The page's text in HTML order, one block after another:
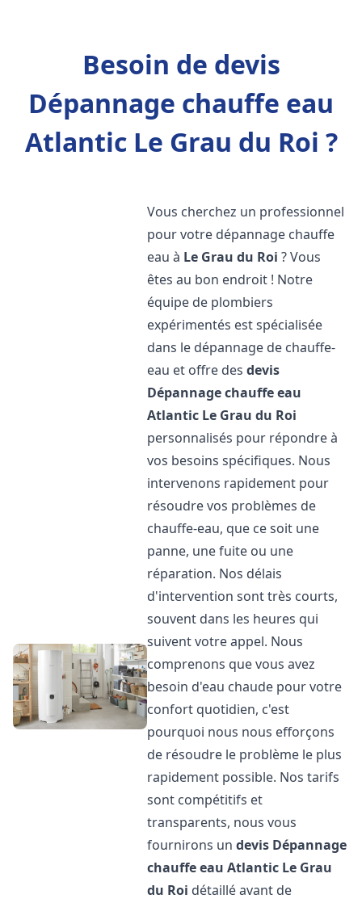
Besoin de devis
Dépannage chauffe eau
Atlantic Le Grau du Roi ?
Vous cherchez un professionnel
pour votre dépannage chauffe
eau à Le Grau du Roi ? Vous
êtes au bon endroit ! Notre
équipe de plombiers
expérimentés est spécialisée
dans le dépannage de chauffe-
eau et offre desdevis
Dépannage chauffe eau
Atlantic Le Grau du Roi
personnalisés pour répondre à
vos besoins spécifiques. Nous
intervenons rapidement pour
résoudre vos problèmes de
chauffe-eau, que ce soit une
panne, une fuite ou une
réparation. Nos délais
d'intervention sont très courts,
souvent dans les heures qui
suivent votre appel. Nous
comprenons que vous avez
besoin d'eau chaude pour votre
confort quotidien, c'est
pourquoi nous nous efforçons
de résoudre le problème le plus
rapidement possible. Nos tarifs
sont compétitifs et
transparents, nous vous
fournirons undevis Dépannage
chauffe eau Atlantic Le Grau
du Roi détaillé avant de